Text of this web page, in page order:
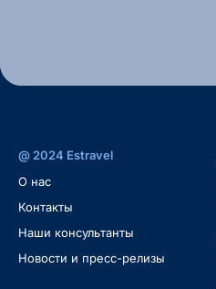
@ 2024 Estravel
O нас
Контакты
Наши консультанты
Новости и пресс-релизы